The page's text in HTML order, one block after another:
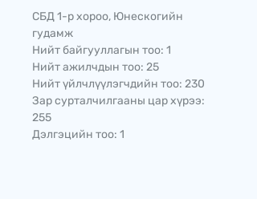
СБД 1-р хороо, Юнескогийн
гудамж
Нийт байгууллагын тоо: 1
Нийт ажилчдын тоо: 25
Нийт үйлчлүүлэгчдийн тоо: 230
Зар сурталчилгааны цар хүрээ:
255
Дэлгэцийн тоо: 1